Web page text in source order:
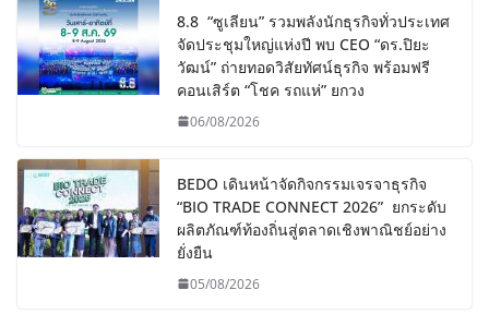
8.8 “ซูเลียน” รวมพลังนักธุรกิจทั่วประเทศ
จัดประชุมใหญ่แห่งปี พบ CEO “ดร.ปิยะ
วัฒน์” ถ่ายทอดวิสัยทัศน์ธุรกิจ พร้อมฟรี
คอนเสิร์ต “โชค รถแห่” ยกวง
06/08/2026
BEDO เดินหน้าจัดกิจกรรมเจรจาธุรกิจ
“BIO TRADE CONNECT 2026” ยกระดับ
ผลิตภัณฑ์ท้องถิ่นสู่ตลาดเชิงพาณิชย์อย่าง
ยั่งยืน
05/08/2026